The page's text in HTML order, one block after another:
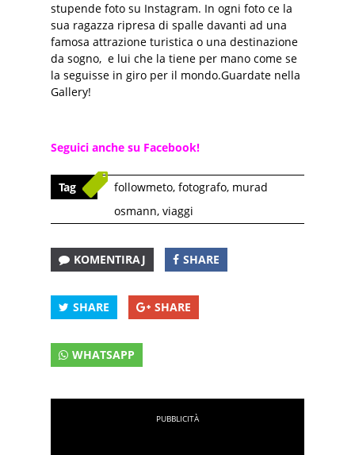
stupende foto su Instagram. In ogni foto ce la
sua ragazza ripresa di spalle davanti ad una
famosa attrazione turistica o una destinazione
da sogno, e lui che la tiene per mano come se
la seguisse in giro per il mondo.Guardate nella
Gallery!
Seguici anche su Facebook!
Tag followmeto, fotografo, murad
osmann, viaggi
KOMENTIRAJ SHARE
SHARE SHARE
WHATSAPP